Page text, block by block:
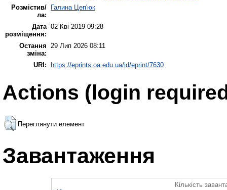
Розмістив/
ла:
Галина Цеп'юк
Дата
розміщення:
02 Кві 2019 09:28
Остання
зміна:
29 Лип 2026 08:11
URI: https://eprints.oa.edu.ua/id/eprint/7630
Actions (login
Переглянути елемент
Завантаження
Кількість